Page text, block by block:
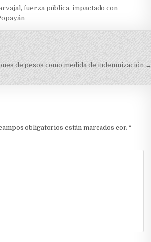
,fuerza pública,impactado con
de pesos como medida de indemnización →
obligatorios están marcados con *